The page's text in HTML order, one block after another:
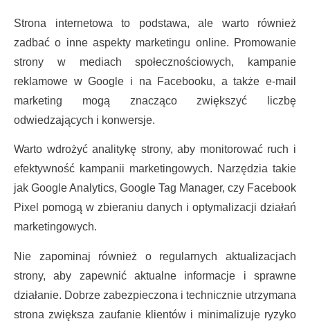
Strona internetowa to podstawa, ale warto również
zadbać o inne aspekty marketingu online. Promowanie
strony w mediach społecznościowych, kampanie
reklamowe w Google i na Facebooku, a także e-mail
marketing mogą znacząco zwiększyć liczbę
odwiedzających i konwersje.
Warto wdrożyć analitykę strony, aby monitorować ruch i
efektywność kampanii marketingowych. Narzędzia takie
jak Google Analytics, Google Tag Manager, czy Facebook
Pixel pomogą w zbieraniu danych i optymalizacji działań
marketingowych.
Nie zapominaj również o regularnych aktualizacjach
strony, aby zapewnić aktualne informacje i sprawne
działanie. Dobrze zabezpieczona i technicznie utrzymana
strona zwiększa zaufanie klientów i minimalizuje ryzyko